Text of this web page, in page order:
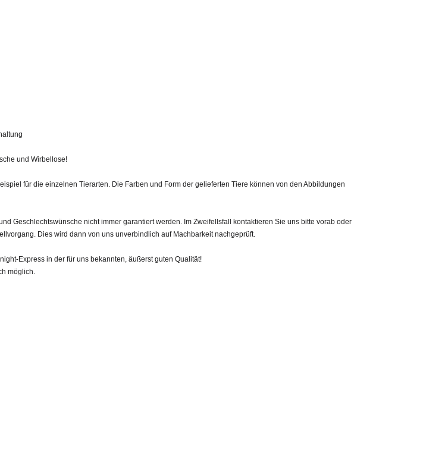
und Wirbellose!
für die einzelnen Tierarten. Die Farben und Form der gelieferten Tiere können von den Abbildungen
Geschlechtswünsche nicht immer garantiert werden. Im Zweifellsfall kontaktieren Sie uns bitte vorab oder
Dies wird dann von uns unverbindlich auf Machbarkeit nachgeprüft.
Express in der für uns bekannten, äußerst guten Qualität!
möglich.